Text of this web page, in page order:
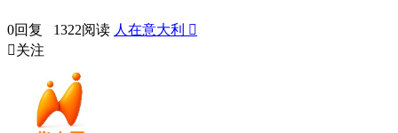
0回复 1322阅读 人在意大利 
关注